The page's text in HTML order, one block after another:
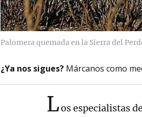
Palomera quemada en la Sierra del
¿Ya nos sigues? Márcanos como
Los especialistas